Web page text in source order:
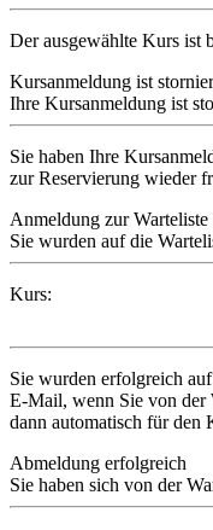
Der ausgewählte Kurs ist
Kursanmeldung ist
Ihre Kursanmeldung ist
Sie haben Ihre
zur Reservierung wieder
Anmeldung zur
Sie wurden auf die
Kurs:
Sie wurden erfolgreich
E-Mail, wenn Sie von der
dann automatisch für den
Abmeldung erfolgreich
Sie haben sich von der